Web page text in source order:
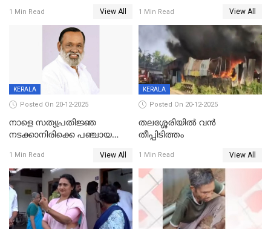
അന്വേഷിക്കും
1 Min Read View All
കഴുത്തുഞെരിച്ച് കൊന്നു
1 Min Read View All
KERALA
Posted On 20-12-2025
നാളെ സത്യപ്രതിജ്ഞ
നടക്കാനിരിക്കെ പഞ്ചായത്ത്
1 Min Read View All
KERALA
Posted On 20-12-2025
തലശ്ശേരിയിൽ വൻ
തീപ്പിടിത്തം
1 Min Read View All